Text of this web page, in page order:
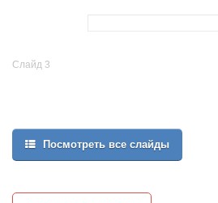
Слайд 3
Посмотреть все слайды